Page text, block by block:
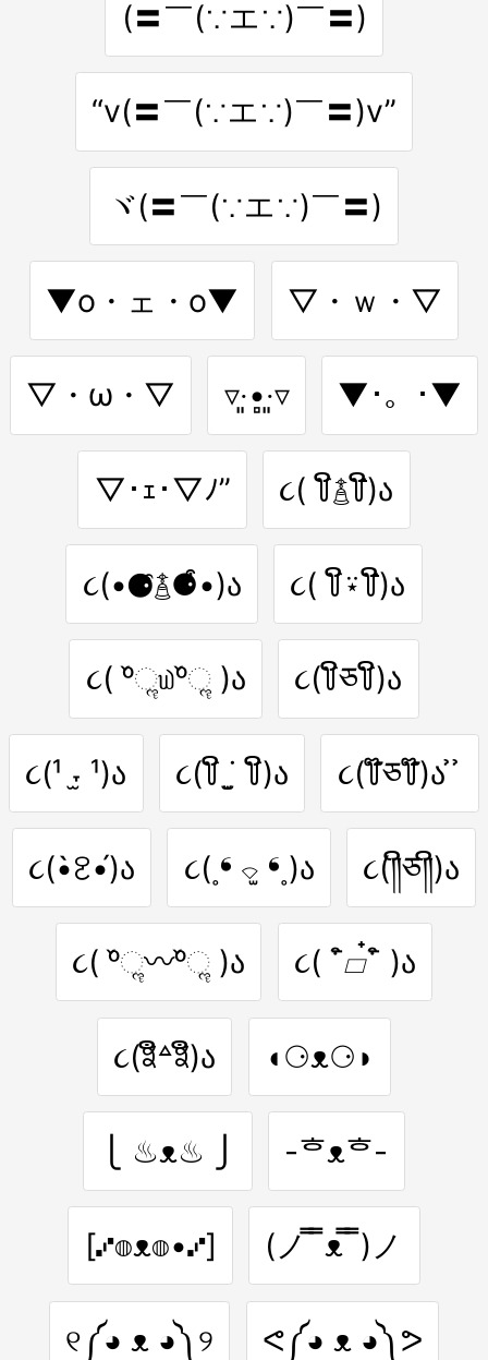
(〓￣(∵エ∵)￣〓)
“v(〓￣(∵エ∵)￣〓)v”
ヾ(〓￣(∵エ∵)￣〓)
▼o・ェ・o▼ ▽・ｗ・▽
▽・ω・▽ ▿‧͈•̻‧͈▿ ▼･。･▼
▽･ｪ･▽ﾉ” ૮( ꒦ິ࿄꒦ີ)ა
૮(•⚈͒࿄⚈͒•)ა ૮( ꒦ິ⍣꒦ີ)ა
૮( ᵒ̌ૢ௰ᵒ̌ૢ )ა ૮(꒦ິཅ꒦ິ)ა
૮(¹ ˕̫ ¹)ა ૮(꒦ິ ˙̫̮ ꒦ິ)ა ૮(꒦໊ཅ꒦໊)ა ̉ ̉
૮(•̀ꐧ•́)ა ૮(˳❛ ⌔̫ ❛˳)ა ૮(༎ິཅ༎ິ)ა
૮( ᵒ̌ૢ〰ᵒ̌ૢ )ა ૮( ¯͒▱๋¯͒ )ა
૮(ꎿຶ꒫ꎿຶ)ა ◖⚆ᴥ⚆◗
⎩ ♨ᴥ♨ ⎭ -ᄒᴥᄒ-
[⑇◍ᴥ◍•⑇] (ノ ̿ ̿ᴥ ̿ ̿)ノ
୧༼◕ ᴥ ◕༽୨ ᕙ༼◕ ᴥ ◕༽ᕗ